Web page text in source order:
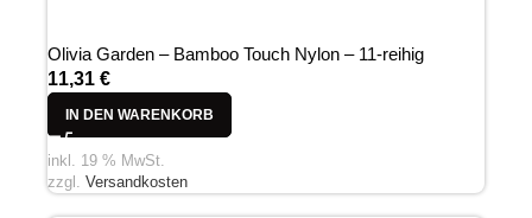
Olivia Garden – Bamboo Touch Nylon – 11-reihig
11,31 €
IN DEN WARENKORB
inkl. 19 % MwSt.
zzgl. Versandkosten